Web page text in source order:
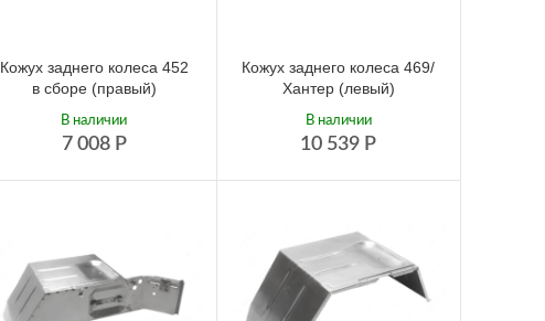
Кожух заднего колеса 452
в сборе (правый)
7 008 Р
В наличии
Кожух заднего колеса 469/
Хантер (левый)
10 539 Р
В наличии